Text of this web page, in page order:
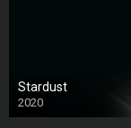
Stardust
2020